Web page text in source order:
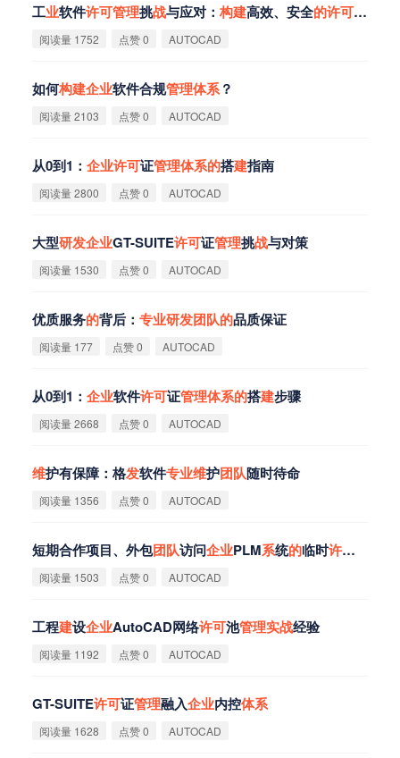
工业软件许可管理挑战与应对： 构建高效、安全的许可管
阅读量 1752 点赞 0 AUTOCAD
如何构建企业软件合规管理体系？
阅读量 2103 点赞 0 AUTOCAD
从0到1： 企业许可证管理体系的搭建指南
阅读量 2800 点赞 0 AUTOCAD
大型研发企业GT-SUITE许可证管理挑战与对策
阅读量 1530 点赞 0 AUTOCAD
优质服务的背后： 专业研发团队的品质保证
阅读量 177 点赞 0 AUTOCAD
从0到1： 企业软件许可证管理体系的搭建步骤
阅读量 2668 点赞 0 AUTOCAD
维护有保障：格发软件专业维护团队随时待命
阅读量 1356 点赞 0 AUTOCAD
短期合作项目、外包团队访问企业PLM系统的临时许可
阅读量 1503 点赞 0 AUTOCAD
工程建设企业AutoCAD网络许可池管理实战经验
阅读量 1192 点赞 0 AUTOCAD
GT-SUITE许可证管理融入企业内控体系
阅读量 1628 点赞 0 AUTOCAD